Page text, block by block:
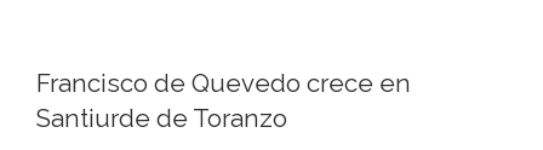
Francisco de Quevedo crece en
Santiurde de Toranzo